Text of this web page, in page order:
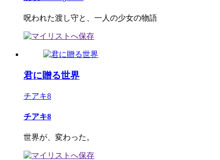
呪われた渡し守と、一人の少女の物語
君に贈る世界
チアキ8
チアキ8
世界が、変わった。